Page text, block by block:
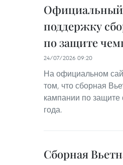
Официальный
поддержку
по защите
24/07/2026 09:20
На официальном
том, что сборная
кампании по защите
года.
Сборная